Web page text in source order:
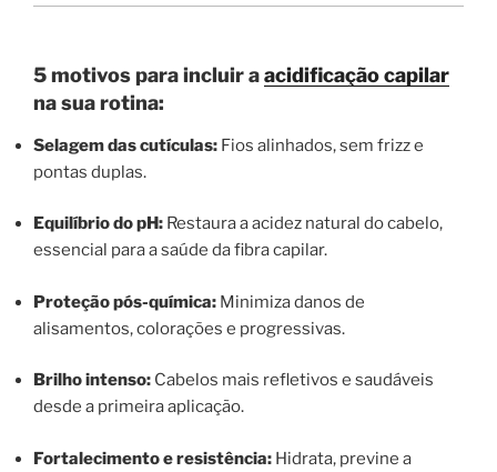
5 motivos para incluir aacidificação capilar
na sua rotina:
Selagem das cutículas: Fios alinhados, sem frizz e
pontas duplas.
Equilíbrio do pH: Restaura a acidez natural do cabelo,
essencial para a saúde da fibra capilar.
Proteção pós-química: Minimiza danos de
alisamentos, colorações e progressivas.
Brilho intenso: Cabelos mais refletivos e saudáveis
desde a primeira aplicação.
Fortalecimento e resistência: Hidrata, previne a